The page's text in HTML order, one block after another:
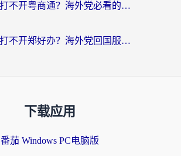
韩国怎么打不开粤商通？海外党必看的回国加速器选择指南（附加拿大农行俄罗斯有缘网解决方案）
泰国怎么打不开郑好办？海外党回国服务+影音追剧全搞定的实用指南
下载应用
番茄 Windows PC电脑版